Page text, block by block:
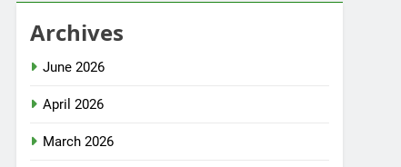
Archives
June 2026
April 2026
March 2026